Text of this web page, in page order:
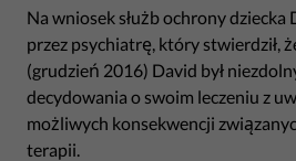
Na wniosek służb ochrony dziecka
przez psychiatrę, który stwierdził,
(grudzień 2016) David był
decydowania o swoim leczeniu z
możliwych konsekwencji
terapii.